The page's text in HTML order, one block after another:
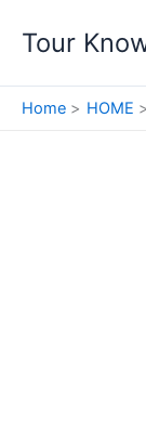
Tour
Home HOME